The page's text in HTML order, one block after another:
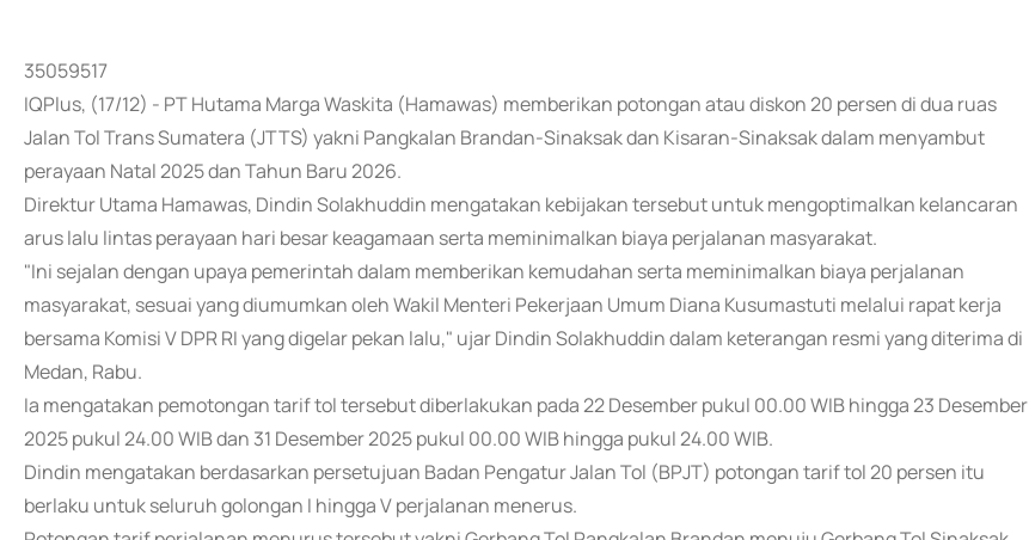
35059517
IQPlus, (17/12) - PT Hutama Marga Waskita (Hamawas) memberikan potongan atau diskon 20 persen di dua ruas
Jalan Tol Trans Sumatera (JTTS) yakni Pangkalan Brandan-Sinaksak dan Kisaran-Sinaksak dalam menyambut
perayaan Natal 2025 dan Tahun Baru 2026.
Direktur Utama Hamawas, Dindin Solakhuddin mengatakan kebijakan tersebut untuk mengoptimalkan kelancaran
arus lalu lintas perayaan hari besar keagamaan serta meminimalkan biaya perjalanan masyarakat.
"Ini sejalan dengan upaya pemerintah dalam memberikan kemudahan serta meminimalkan biaya perjalanan
masyarakat, sesuai yang diumumkan oleh Wakil Menteri Pekerjaan Umum Diana Kusumastuti melalui rapat kerja
bersama Komisi V DPR RI yang digelar pekan lalu," ujar Dindin Solakhuddin dalam keterangan resmi yang diterima di
Medan, Rabu.
Ia mengatakan pemotongan tarif tol tersebut diberlakukan pada 22 Desember pukul 00.00 WIB hingga 23 Desember
2025 pukul 24.00 WIB dan 31 Desember 2025 pukul 00.00 WIB hingga pukul 24.00 WIB.
Dindin mengatakan berdasarkan persetujuan Badan Pengatur Jalan Tol (BPJT) potongan tarif tol 20 persen itu
berlaku untuk seluruh golongan I hingga V perjalanan menerus.